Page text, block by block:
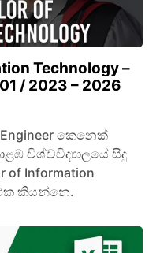
Technology –
/ 2023 – 2026
Engineer කෙනෙක්
විශ්වවිද්‍යාලයේ සිදු
Information
එක කියන්නෙ.